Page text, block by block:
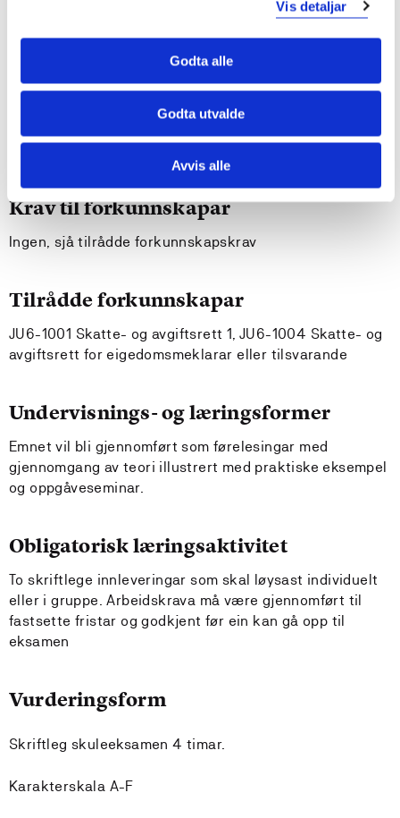
Vis detaljar
Godta alle
Godta utvalde
Avvis alle
tileigne seg oppdatert kunnskap innanfor kunnskaps-
og ferdigheitsområder nemnd ovanfor
formidle sentralt fagstoff gjennom relevante
uttrykksformer og kan utveksle synspunkt og røynsle
Krav til forkunnskapar
Ingen, sjå tilrådde forkunnskapskrav
Tilrådde forkunnskapar
JU6-1001 Skatte- og avgiftsrett 1, JU6-1004 Skatte- og
avgiftsrett for eigedomsmeklarar eller tilsvarande
Undervisnings- og læringsformer
Emnet vil bli gjennomført som førelesingar med
gjennomgang av teori illustrert med praktiske eksempel
og oppgåveseminar.
Obligatorisk læringsaktivitet
To skriftlege innleveringar som skal løysast individuelt
eller i gruppe. Arbeidskrava må være gjennomført til
fastsette fristar og godkjent før ein kan gå opp til
eksamen
Vurderingsform
Skriftleg skuleeksamen 4 timar.
Karakterskala A-F